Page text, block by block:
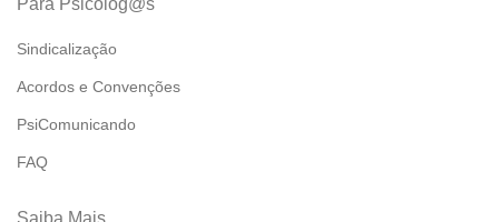
Para Psicólog@s
Sindicalização
Acordos e Convenções
PsiComunicando
FAQ
Saiba Mais